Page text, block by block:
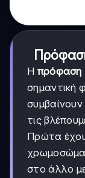
Η πρόφαση
σημαντική
συμβαίνουν
τις
Πρώτα
στο άλλο